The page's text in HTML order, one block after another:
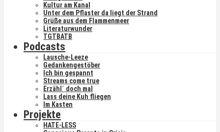
Kultur am Kanal
Unter dem Pflaster da liegt der Strand
Grüße aus dem Flammenmeer
Literaturwunder
TGTBATB
Podcasts
Lausche-Leeze
Gedankengestöber
Ich bin gespannt
Streams come true
Erzähl´ doch mal
Lass deine Kuh fliegen
Im Kasten
Projekte
HATE-LESS